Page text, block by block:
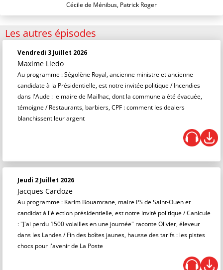
Cécile de Ménibus, Patrick Roger
Les autres épisodes
Vendredi 3 Juillet 2026
Maxime Lledo
Au programme : Ségolène Royal, ancienne ministre et ancienne
candidate à la Présidentielle, est notre invitée politique / Incendies
dans l'Aude : le maire de Mailhac, dont la commune a été évacuée,
témoigne / Restaurants, barbiers, CPF : comment les dealers
blanchissent leur argent
Jeudi 2 Juillet 2026
Jacques Cardoze
Au programme : Karim Bouamrane, maire PS de Saint-Ouen et
candidat à l'élection présidentielle, est notre invité politique / Canicule
: "J'ai perdu 1500 volailles en une journée" raconte Olivier, éleveur
dans les Landes / Fin des boîtes jaunes, hausse des tarifs : les pistes
chocs pour l'avenir de La Poste